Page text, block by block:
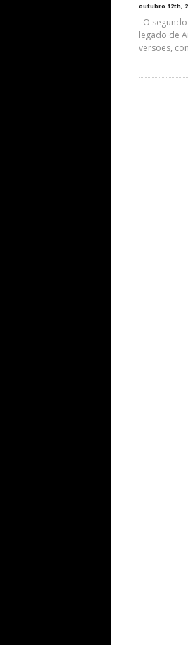
outubro 12th,
O
legado de
versões,